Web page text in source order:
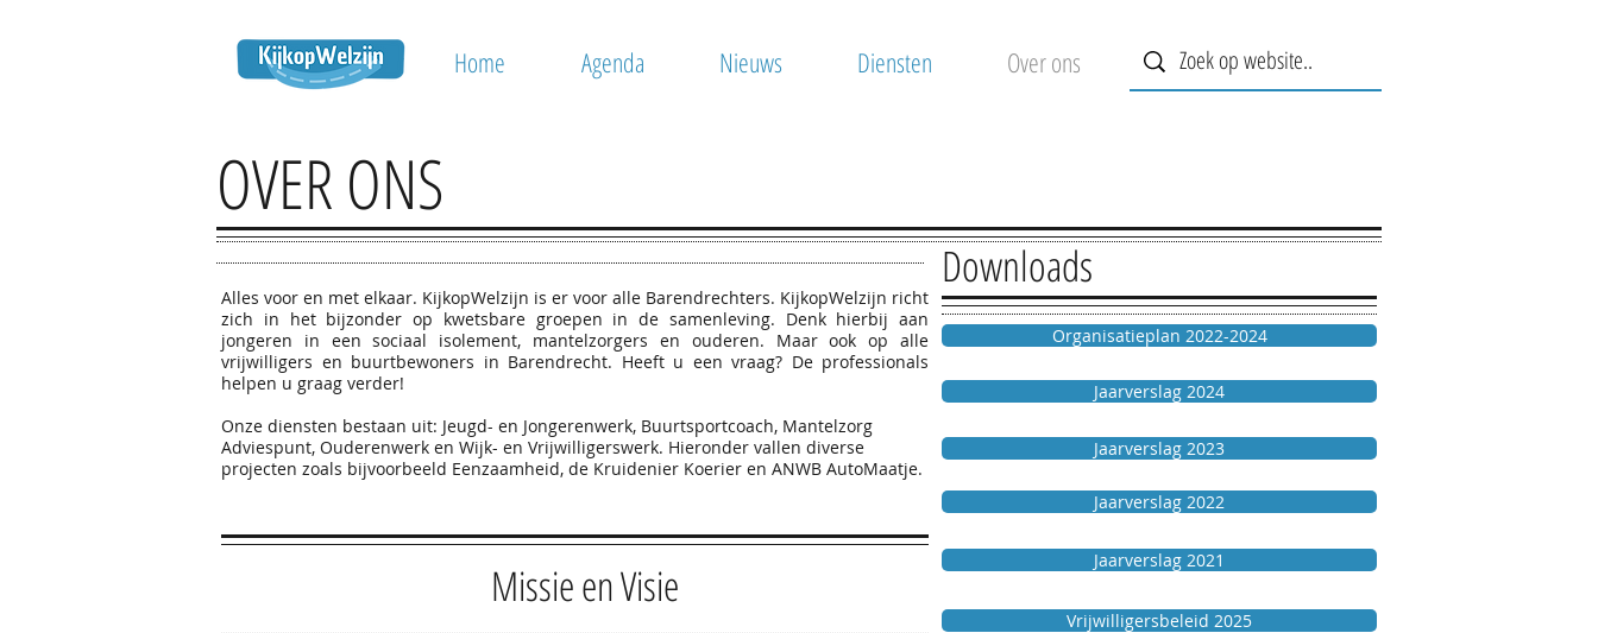
Home Agenda Nieuws Diensten Over ons
OVER ONS
Downloads
Organisatieplan 2022-2024
Jaarverslag 2021
Alles voor en met elkaar. KijkopWelzijn is er voor alle Barendrechters. KijkopWelzijn richt
zich in het bijzonder op kwetsbare groepen in de samenleving. Denk hierbij aan
jongeren in een sociaal isolement, mantelzorgers en ouderen. Maar ook op alle
vrijwilligers en buurtbewoners in Barendrecht. Heeft u een vraag? De professionals
helpen u graag verder!
Onze diensten bestaan uit: Jeugd- en Jongerenwerk, Buurtsportcoach, Mantelzorg
Adviespunt, Ouderenwerk en Wijk- en Vrijwilligerswerk. Hieronder vallen diverse
projecten zoals bijvoorbeeld Eenzaamheid, de Kruidenier Koerier en ANWB AutoMaatje.
Jaarverslag 2022
Jaarverslag 2023
Jaarverslag 2024
Vrijwilligersbeleid 2025
Missie en Visie